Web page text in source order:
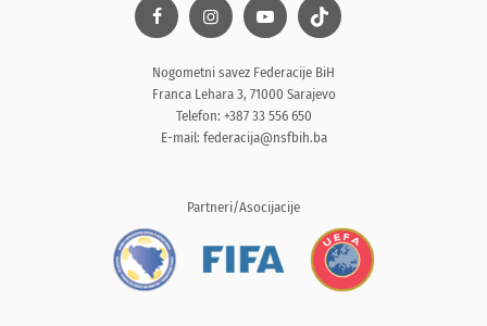
Nogometni savez Federacije BiH
Franca Lehara 3, 71000 Sarajevo
Telefon: +387 33 556 650
E-mail: federacija@nsfbih.ba
Partneri/Asocijacije